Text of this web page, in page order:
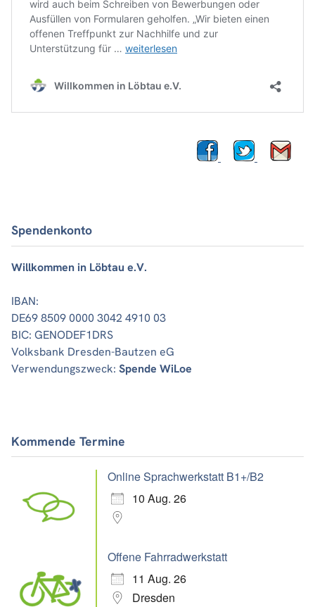
Spendenkonto
Willkommen in Löbtau e.V.
IBAN:
DE69 8509 0000 3042 4910 03
BIC: GENODEF1DRS
Volksbank Dresden-Bautzen eG
Verwendungszweck: Spende WiLoe
Kommende Termine
Online Sprachwerkstatt B1+/B2
10 Aug. 26
Offene Fahrradwerkstatt
11 Aug. 26
Dresden